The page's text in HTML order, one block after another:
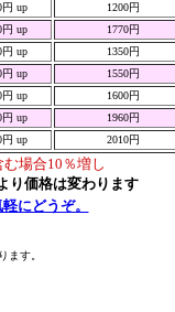
円 up 1200円
円 up
1770円
円 up 1350円
円 up
1550円
円 up 1600円
円 up
1960円
円 up 2010円
場合10％増し
り価格は変わります
にどうぞ。
ます。